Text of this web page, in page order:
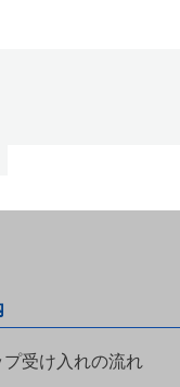
受け入れの流れ